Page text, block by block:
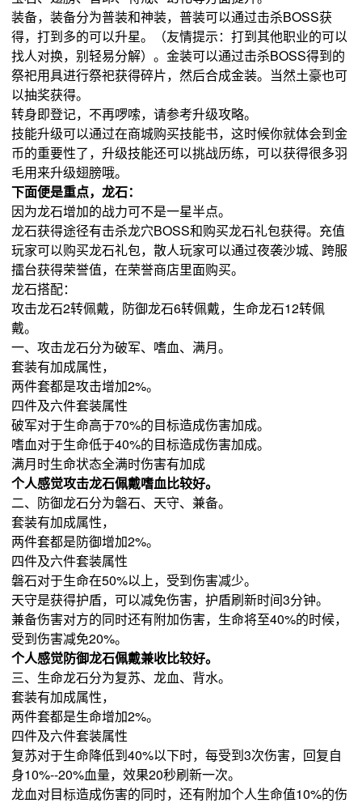
装备，装备分为普装和神装，普装可以通过击杀BOSS获
得，打到多的可以升星。（友情提示：打到其他职业的可以
找人对换，别轻易分解）。金装可以通过击杀BOSS得到的
祭祀用具进行祭祀获得碎片，然后合成金装。当然土豪也可
以抽奖获得。
转身即登记，不再啰嗦，请参考升级攻略。
技能升级可以通过在商城购买技能书，这时候你就体会到金
币的重要性了，升级技能还可以挑战历练，可以获得很多羽
毛用来升级翅膀哦。
下面便是重点，龙石：
因为龙石增加的战力可不是一星半点。
龙石获得途径有击杀龙穴BOSS和购买龙石礼包获得。充值
玩家可以购买龙石礼包，散人玩家可以通过夜袭沙城、跨服
擂台获得荣誉值，在荣誉商店里面购买。
龙石搭配：
攻击龙石2转佩戴，防御龙石6转佩戴，生命龙石12转佩
戴。
一、攻击龙石分为破军、嗜血、满月。
套装有加成属性，
两件套都是攻击增加2%。
四件及六件套装属性
破军对于生命高于70%的目标造成伤害加成。
嗜血对于生命低于40%的目标造成伤害加成。
满月时生命状态全满时伤害有加成
个人感觉攻击龙石佩戴嗜血比较好。
二、防御龙石分为磐石、天守、兼备。
套装有加成属性，
两件套都是防御增加2%。
四件及六件套装属性
磐石对于生命在50%以上，受到伤害减少。
天守是获得护盾，可以减免伤害，护盾刷新时间3分钟。
兼备伤害对方的同时还有附加伤害，生命将至40%的时候，
受到伤害减免20%。
个人感觉防御龙石佩戴兼收比较好。
三、生命龙石分为复苏、龙血、背水。
套装有加成属性，
两件套都是生命增加2%。
四件及六件套装属性
复苏对于生命降低到40%以下时，每受到3次伤害，回复自
身10%--20%血量，效果20秒刷新一次。
龙血对目标造成伤害的同时，还有附加个人生命值10%的伤